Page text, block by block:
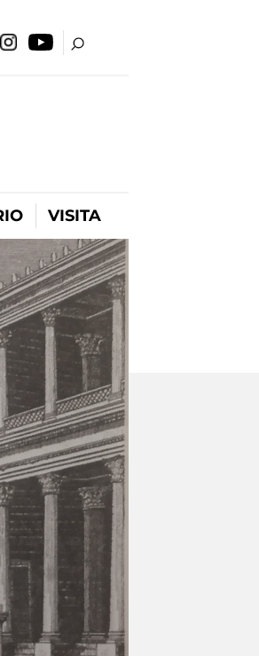
VISITA